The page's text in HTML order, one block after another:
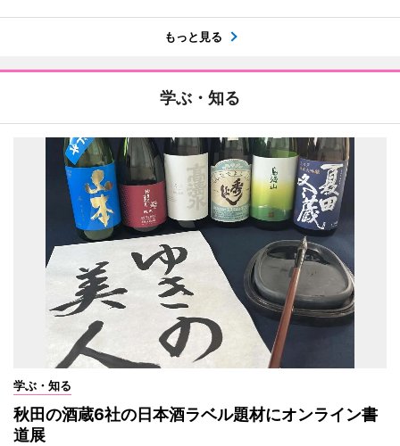
もっと見る
学ぶ・知る
学ぶ・知る
秋田の酒蔵6社の日本酒ラベル題材にオンライン書
道展